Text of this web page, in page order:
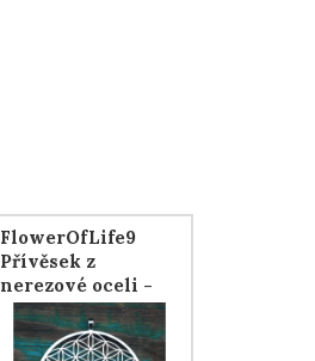
FlowerOfLife9
Přívěsek z
nerezové oceli -
Květ života s
pevným závěsem,
45 mm